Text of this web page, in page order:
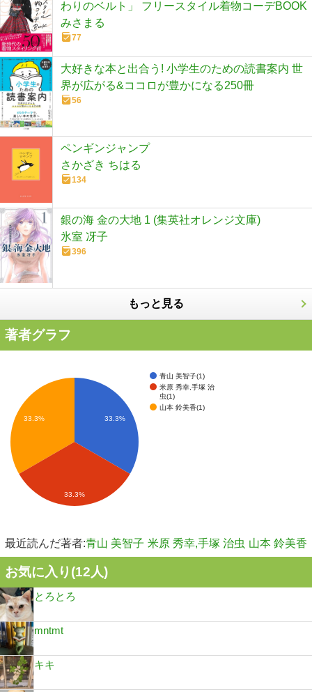
わりのベルト」 フリースタイル着物コーデBOOK
みさまる
77
大好きな本と出合う! 小学生のための読書案内 世
界が広がる&ココロが豊かになる250冊
56
ペンギンジャンプ
さかざき ちはる
134
銀の海 金の大地 1 (集英社オレンジ文庫)
氷室 冴子
396
もっと見る
著者グラフ
青山 美智子(1)
米原 秀幸,手塚 治
虫(1)
山本 鈴美香(1)
33.3%
33.3%
33.3%
最近読んだ著者:青山 美智子 米原 秀幸,手塚 治虫 山本 鈴美香
お気に入り(12人)
とろとろ
mntmt
キキ